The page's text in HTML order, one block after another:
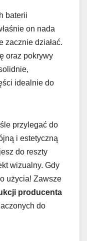
baterii
on nada
zacznie działać.
oraz pokrywy
idealnie do
przylegać do
i estetyczną
do reszty
wizualny. Gdy
użycia! Zawsze
producenta
do